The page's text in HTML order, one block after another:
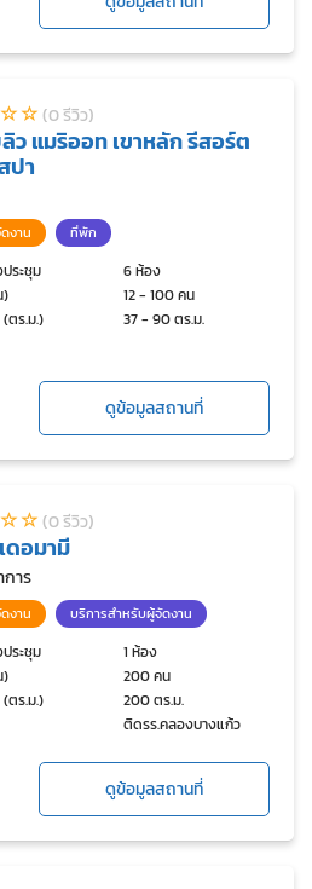
(0 รีวิว)
ว แมริออท เขาหลัก รีสอร์ต
ปา
งาน ที่พัก
ระชุม
6 ห้อง
)
12 - 100 คน
ตร.ม.)
37 - 90 ตร.ม.
ดูข้อมูลสถานที่
(0 รีวิว)
ดอมามี
าร
งาน บริการสำหรับผู้จัดงาน
ระชุม
1 ห้อง
)
200 คน
ตร.ม.)
200 ตร.ม.
ติดรร.คลองบางแก้ว
ดูข้อมูลสถานที่